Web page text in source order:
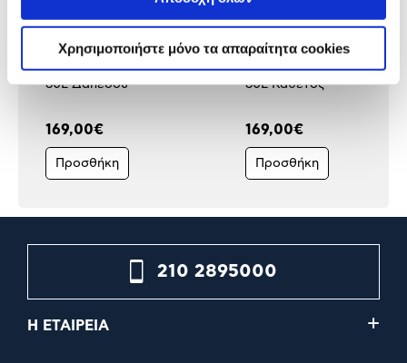
Χρησιμοποιήστε μόνο τα απαραίτητα cookies
Elco Ηλεκτρικός
Θερμοσίφωνας Duro Glass
60L Δαπέδου
169,00€
Προσθήκη
Elco Ηλεκτρικός
Θερμοσίφωνας Duro
60L Κάθετος
169,00€
Προσθήκη
210 2895000
Η ΕΤΑΙΡΕΙΑ